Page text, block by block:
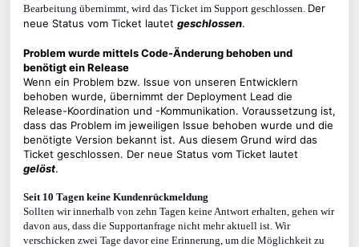
Bearbeitung übernimmt, wird das Ticket im Support geschlossen. Der
neue Status vom Ticket lautet geschlossen.
Problem wurde mittels Code-Änderung behoben und
benötigt ein Release
Wenn ein Problem bzw. Issue von unseren Entwicklern
behoben wurde, übernimmt der Deployment Lead die
Release-Koordination und -Kommunikation. Voraussetzung ist,
dass das Problem im jeweiligen Issue behoben wurde und die
benötigte Version bekannt ist. Aus diesem Grund wird das
Ticket geschlossen. Der neue Status vom Ticket lautet
gelöst.
Seit 10 Tagen keine Kundenrückmeldung
Sollten wir innerhalb von zehn Tagen keine Antwort erhalten, gehen wir
davon aus, dass die Supportanfrage nicht mehr aktuell ist. Wir
verschicken zwei Tage davor eine Erinnerung, um die Möglichkeit zu